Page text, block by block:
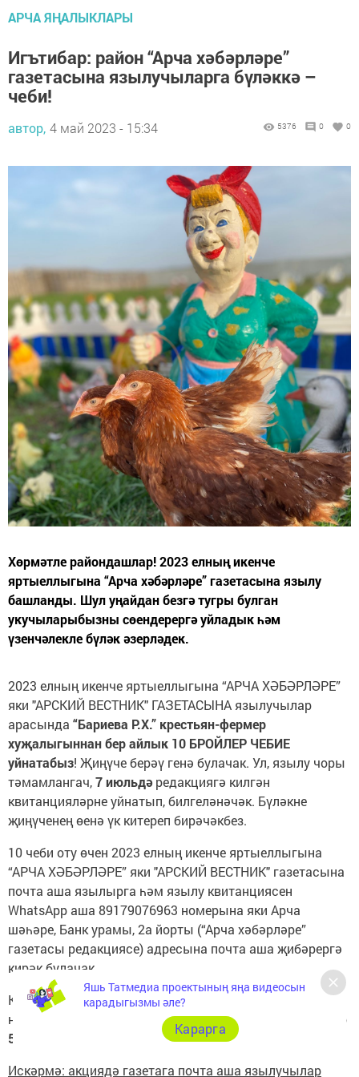
АРЧА ЯҢАЛЫКЛАРЫ
Игътибар: район “Арча хәбәрләре”
газетасына язылучыларга бүләккә –
чеби!
автор, 4 май 2023 - 15:34 5376 0 0
Хөрмәтле райондашлар! 2023 елның икенче
яртыеллыгына “Арча хәбәрләре” газетасына язылу
башланды. Шул уңайдан безгә тугры булган
укучыларыбызны сөендерергә уйладык һәм
үзенчәлекле бүләк әзерләдек.
2023 елның икенче яртыеллыгына “АРЧА ХӘБӘРЛӘРЕ”
яки "АРСКИЙ ВЕСТНИК" ГАЗЕТАСЫНА язылучылар
арасында “Бариева Р.Х.” крестьян-фермер
хуҗалыгыннан бер айлык 10 БРОЙЛЕР ЧЕБИЕ
уйнатабыз! Җиңүче берәү генә булачак. Ул, язылу чоры
тәмамлангач,7 июльдәредакциягә килгән
квитанцияләрне уйнатып, билгеләнәчәк. Бүләкне
җиңүченең өенә үк китереп бирәчәкбез.
10 чеби оту өчен 2023 елның икенче яртыеллыгына
“АРЧА ХӘБӘРЛӘРЕ” яки "АРСКИЙ ВЕСТНИК" газетасына
почта аша язылырга һәм язылу квитанциясен
WhatsApp аша 89179076963 номерына яки Арча
шәһәре, Банк урамы, 2а йорты (“Арча хәбәрләре”
газетасы редакциясе) адресына почта аша җибәрергә
кирәк булачак.
Кире элемтә өчен исем-фамилиягез, телефон
номерыгыз һәм адресыгыз булуы шарт. Квитанцияләр
5 июльгә
кадәр кабул ителә.
Искәрмә: акциядә газетага почта аша язылучылар
Яшь Татмедиа проектының яңа видеосын
карадыгызмы әле?
Карарга